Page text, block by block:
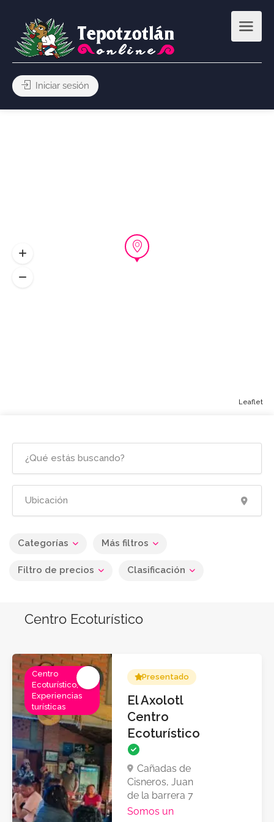
Iniciar sesión
Categorías Más filtros
Filtro de precios Clasificación
Centro Ecoturístico
Centro
Ecoturístico,
Experiencias
turísticas
Presentado
El Axolotl
Centro
Ecoturístico
Cañadas de
Cisneros, Juan
de la barrera 7
Somos un
Leaflet